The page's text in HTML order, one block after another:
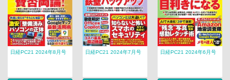
日経PC21 2024年8月号 日経PC21 2024年7月号 日経PC21 2024年6月号